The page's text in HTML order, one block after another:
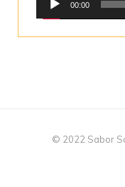
00:00
© 2022 Sabor